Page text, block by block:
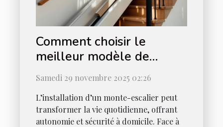
Comment choisir le
meilleur modèle de
monte-escalier pour votre
maison ?
Samedi 29 novembre 2025 02:26
L’installation d’un monte-escalier peut
transformer la vie quotidienne, offrant
autonomie et sécurité à domicile. Face à